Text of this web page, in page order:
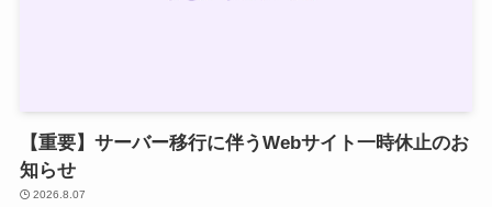
【重要】サーバー移行に伴うWebサイト一時休止のお
知らせ
2026.8.07